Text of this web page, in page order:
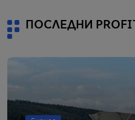
ПОСЛЕДНИ PROFIT